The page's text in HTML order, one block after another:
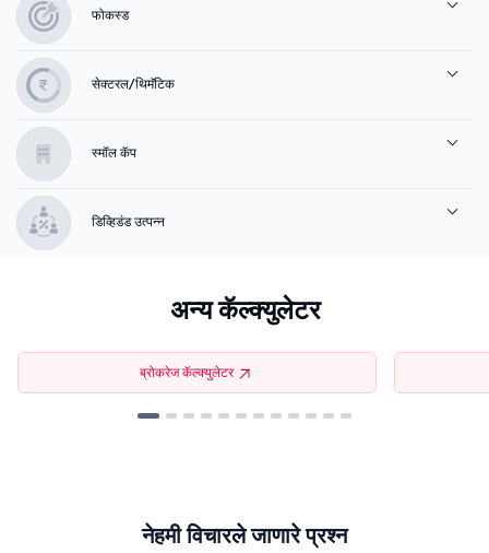
फोकस्ड
सेक्टरल/थिमॅटिक
स्मॉल कॅप
डिव्हिडंड उत्पन्न
अन्य कॅल्क्युलेटर
ब्रोकरेज कॅल्क्युलेटर
नेहमी विचारले जाणारे प्रश्न